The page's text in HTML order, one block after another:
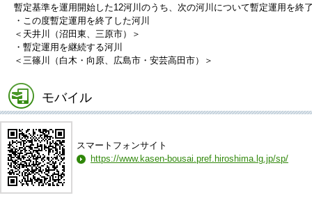
暫定基準を運用開始した12河川のうち、次の河川について暫定運用を
・この度暫定運用を終了した河川
＜天井川（沼田東、三原市）＞
・暫定運用を継続する河川
＜三篠川（白木・向原、広島市・安芸高田市）＞
モバイル
スマートフォンサイト
https://www.kasen-bousai.pref.hiroshima.lg.jp/sp/